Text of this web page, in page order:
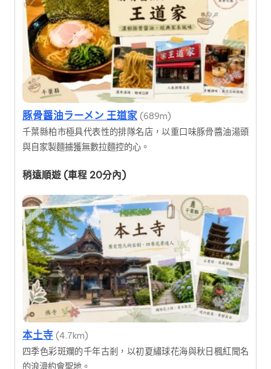
豚骨醤油ラーメン 王道家 (689m)
千葉縣柏市極具代表性的排隊名店，以重口味豚骨醬油湯頭
與自家製麵擄獲無數拉麵控的心。
稍遠順遊 (車程 20分內)
本土寺 (4.7km)
四季色彩斑斕的千年古剎，以初夏繡球花海與秋日楓紅聞名
的浪漫約會聖地。